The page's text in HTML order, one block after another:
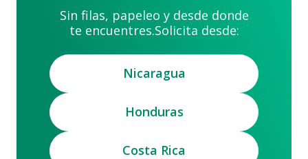
Sin filas, papeleo y desde donde
te encuentres.Solicita desde:
Nicaragua
Honduras
Costa Rica